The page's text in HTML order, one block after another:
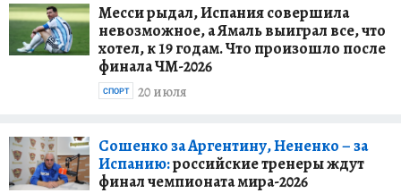
Месси рыдал, Испания совершила
невозможное, а Ямаль выиграл все, что
хотел, к 19 годам. Что произошло после
финала ЧМ-2026
20 июля
СПОРТ
Сошенко за Аргентину, Нененко – за
Испанию:российские тренеры ждут
финал чемпионата мира-2026